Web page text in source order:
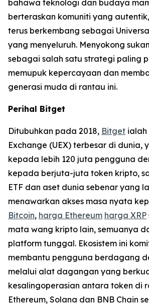
bahawa teknologi dan budaya
berteraskan komuniti yang
terus berkembang sebagai
yang menyeluruh. Menyokong
sebagai salah satu strategi paling
memupuk kepercayaan dan
generasi muda di rantau ini.
Perihal Bitget
Ditubuhkan pada 2018, Bitget ialah
Exchange (UEX) terbesar di dunia,
kepada lebih 120 juta pengguna
kepada berjuta-juta token kripto,
ETF dan aset dunia sebenar yang
menawarkan akses masa nyata
Bitcoin, harga Ethereum harga XRP
mata wang kripto lain, semuanya
platform tunggal. Ekosistem ini
membantu pengguna berdagang
melalui alat dagangan yang
kesalingoperasian antara token di
Ethereum, Solana dan BNB Chain